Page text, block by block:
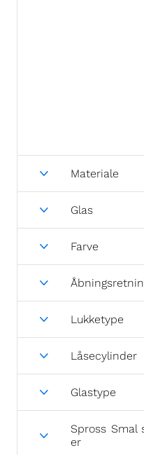
Materiale
Glas
Farve
Lukketype
Låsecylinder
Glastype
Spross
er
Smal